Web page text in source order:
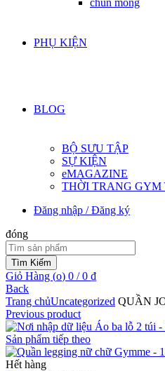
chun mông
PHỤ KIỆN
BLOG
BỘ SƯU TẬP
SỰ KIỆN
eMAGAZINE
THỜI TRANG GYM
Đăng nhập / Đăng ký
đóng
Tìm:
Tìm Kiếm
Giỏ Hàng (o) 0 / 0 ₫
Back
Trang chủUncategorized QUẦN
Previous product
Áo ba lỗ 2 túi -
Sản phẩm tiếp theo
Hết hàng